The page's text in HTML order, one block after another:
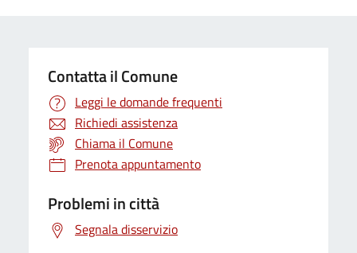
Contatta il Comune
Leggi le domande frequenti
Richiedi assistenza
Chiama il Comune
Prenota appuntamento
Problemi in città
Segnala disservizio